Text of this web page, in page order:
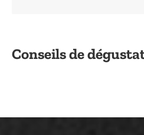
Conseils de